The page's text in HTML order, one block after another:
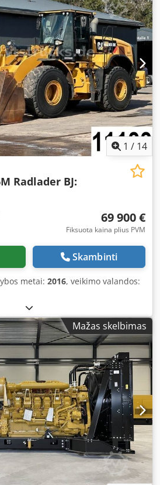
pardavimo sąlygos. Apie mus:
mašinų sandėlyje daugiau nei 15
krano keliamoji galia – 70 t
priedų Jei norite parduoti
ar savo įmonę – kreipkitės į mus.
mūsų tinklalapyje. Apžiūros
Laukiame Jūsų apsilankymo.
1 / 14
Radlader BJ:
69 900 €
Fiksuota kaina plius PVM
Skambinti
metai: 2016, veikimo valandos:
Mažas skelbimas